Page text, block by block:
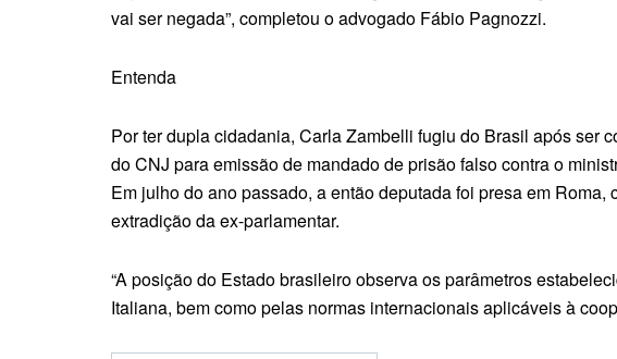
vai ser negada”, completou o advogado Fábio Pagnozzi.
Entenda
Por ter dupla cidadania, Carla Zambelli fugiu do Brasil após ser
do CNJ para emissão de mandado de prisão falso contra o
Em julho do ano passado, a então deputada foi presa em
extradição da ex-parlamentar.
“A posição do Estado brasileiro observa os parâmetros
Italiana, bem como pelas normas internacionais aplicáveis à